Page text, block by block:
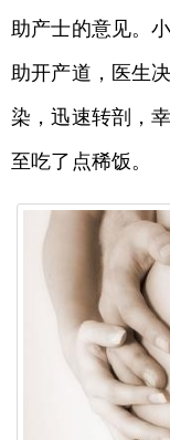
助产士的意见。
助开产道，医生
染，迅速转剖，
至吃了点稀饭。